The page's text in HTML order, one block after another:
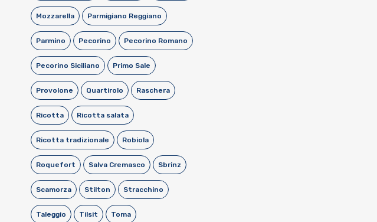
Mozzarella Parmigiano Reggiano
Parmino Pecorino Pecorino Romano
Pecorino Siciliano Primo Sale
Provolone Quartirolo Raschera
Ricotta Ricotta salata
Ricotta tradizionale Robiola
Roquefort Salva Cremasco Sbrinz
Scamorza Stilton Stracchino
Taleggio Tilsit Toma